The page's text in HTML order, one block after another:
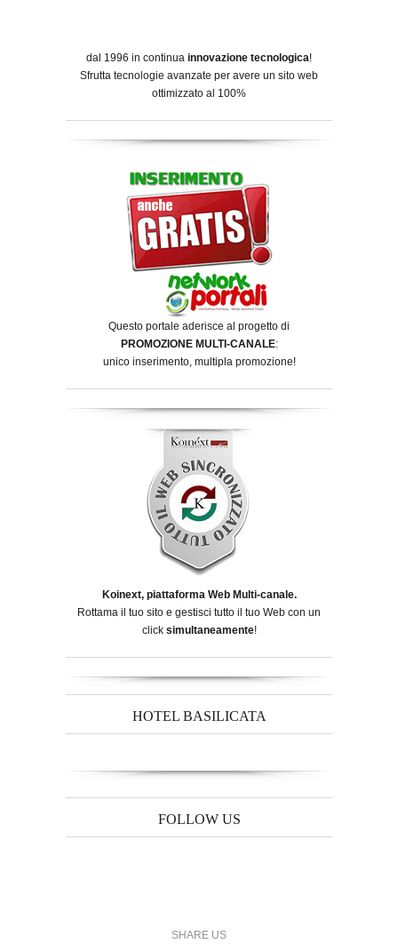
dal 1996 in continua innovazione tecnologica!
Sfrutta tecnologie avanzate per avere un sito web
ottimizzato al 100%
Questo portale aderisce al progetto di
PROMOZIONE MULTI-CANALE:
unico inserimento, multipla promozione!
Koinext, piattaforma Web Multi-canale.
Rottama il tuo sito e gestisci tutto il tuo Web con un
click simultaneamente!
HOTEL BASILICATA
FOLLOW US
SHARE US